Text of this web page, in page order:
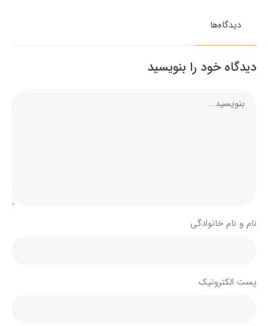
دیدگاه‌ها
دیدگاه خود را بنویسید
نام و نام خانوادگی
پست الکترونیک